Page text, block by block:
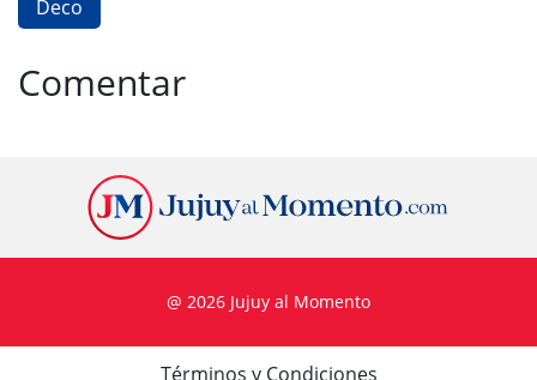
Deco
Comentar
@ 2026 Jujuy al Momento
Términos y Condiciones